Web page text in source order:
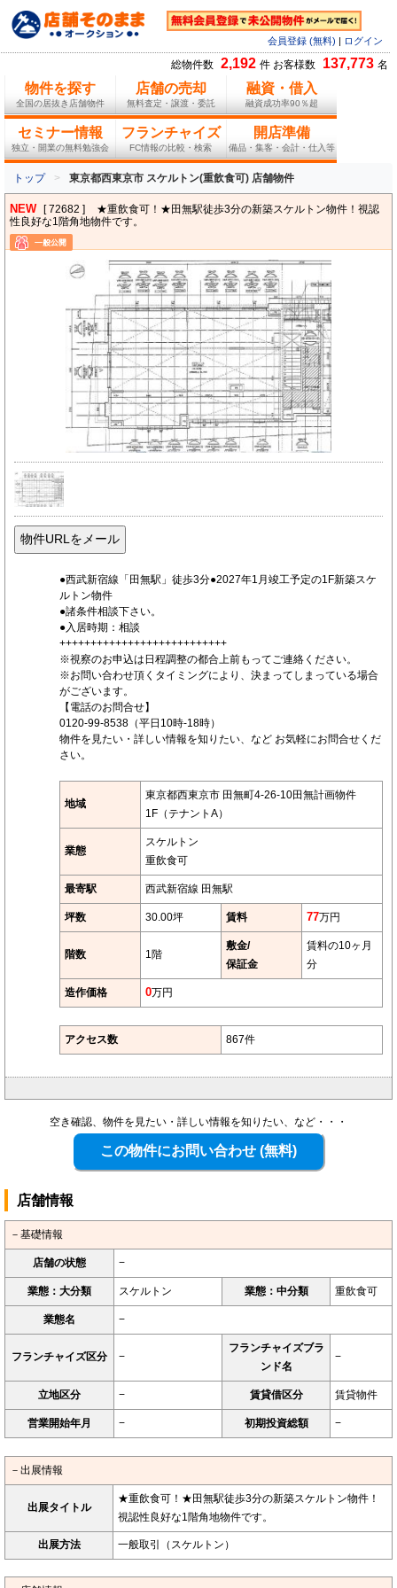
会員登録 (無料) ログイン
総物件数 2,192 件 お客様数 137,773 名
物件を探す
全国の居抜き店舗物件
店舗の売却
無料査定・譲渡・委託
融資・借入
融資成功率90％超
セミナー情報
独立・開業の無料勉強会
フランチャイズ
FC情報の比較・検索
開店準備
備品・集客・会計・仕入等
トップ 東京都西東京市 スケルトン(重飲食可) 店舗物件
NEW [ 72682 ]
★重飲食可！★田無駅徒歩3分の新築スケルトン物件！視認
性良好な1階角地物件です。
●西武新宿線「田無駅」徒歩3分●2027年1月竣工予定の1F新築スケ
ルトン物件
●諸条件相談下さい。
●入居時期：相談
+++++++++++++++++++++++++++
※視察のお申込は日程調整の都合上前もってご連絡ください。
※お問い合わせ頂くタイミングにより、決まってしまっている場合
がございます。
【電話のお問合せ】
0120-99-8538（平日10時-18時）
物件を見たい・詳しい情報を知りたい、など お気軽にお問合せくだ
さい。
地域
東京都西東京市 田無町4-26-10田無計画物件
1F（テナントA）
業態
スケルトン
重飲食可
最寄駅 西武新宿線 田無駅
坪数 30.00坪 賃料 77万円
階数 1階
敷金/
保証金
賃料の10ヶ月
分
造作価格 0万円
アクセス数 867件
空き確認、物件を見たい・詳しい情報を知りたい、など・・・
店舗情報
－基礎情報
店舗の状態 −
業態：大分類 スケルトン 業態：中分類 重飲食可
業態名 −
フランチャイズ区分 −
フランチャイズブラ
ンド名
−
立地区分 − 賃貸借区分 賃貸物件
営業開始年月 − 初期投資総額 −
－出展情報
出展タイトル
★重飲食可！★田無駅徒歩3分の新築スケルトン物件！
視認性良好な1階角地物件です。
出展方法 一般取引（スケルトン）